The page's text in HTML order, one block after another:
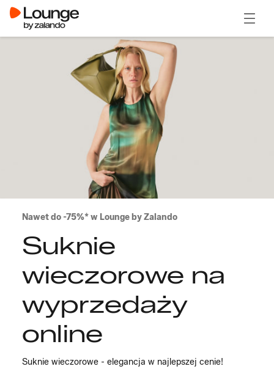
Nawet do -75%* w Lounge by Zalando
Suknie
wieczorowe na
wyprzedaży
online
Suknie wieczorowe - elegancja w najlepszej cenie!